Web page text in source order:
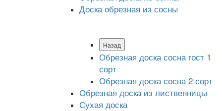
Доска обрезная из сосны
Назад
Обрезная доска сосна гост 1
сорт
Обрезная доска сосна 2 сорт
Обрезная доска из лиственницы
Сухая доска